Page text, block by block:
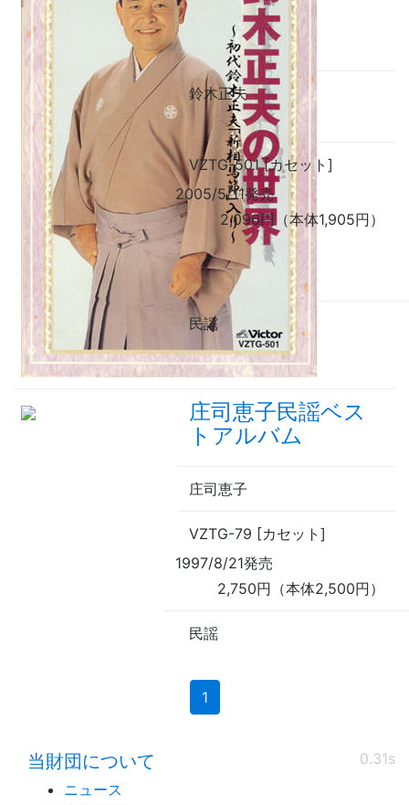
鈴木正夫
VZTG-501 [カセット]
2005/5/11発売
2,096円（本体1,905円）
民謡
庄司恵子民謡ベス
トアルバム
庄司恵子
VZTG-79 [カセット]
1997/8/21発売
2,750円（本体2,500円）
民謡
1(current)
0.31s
当財団について
ニュース